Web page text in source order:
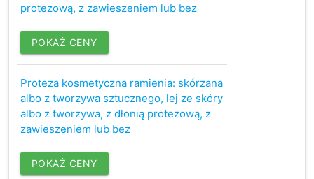
protezową, z zawieszeniem lub bez
POKAŻ CENY
Proteza kosmetyczna ramienia: skórzana
albo z tworzywa sztucznego, lej ze skóry
albo z tworzywa, z dłonią protezową, z
zawieszeniem lub bez
POKAŻ CENY